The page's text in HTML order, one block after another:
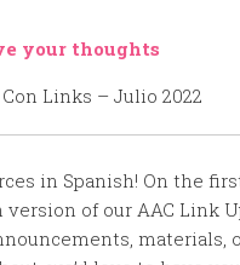
your thoughts
in Spanish! On the
of our AAC Link
materials,